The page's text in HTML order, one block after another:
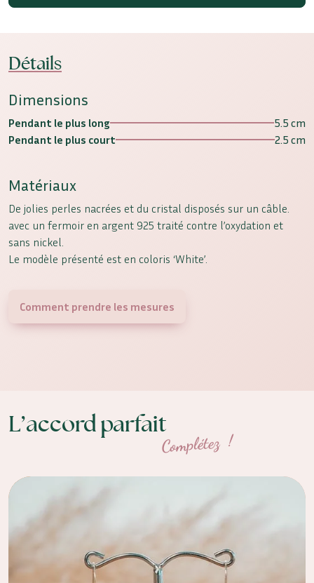
Détails
Dimensions
Pendant le plus long
5.5 cm
Pendant le plus court
2.5 cm
Matériaux
De jolies perles nacrées et du cristal disposés sur un câble.
avec un fermoir en argent 925 traité contre l’oxydation et
sans nickel.
Le modèle présenté est en coloris ‘White’.
Comment prendre les mesures
L’accord parfait
Complétez !